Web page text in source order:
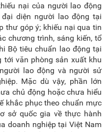
nại của người lao động
diện người lao động tại
thư góp ý; khiếu nại qua tin
chương trình, sáng kiến, tổ
Bộ tiêu chuẩn lao động tại
tới văn phòng sản xuất khu
lao động và người sử
Mặc dù vậy, phần lớn
chủ động hoặc chưa hiểu
khắc phục theo chuẩn mực
sở quốc gia về thực hành
doanh nghiệp tại Việt Nam